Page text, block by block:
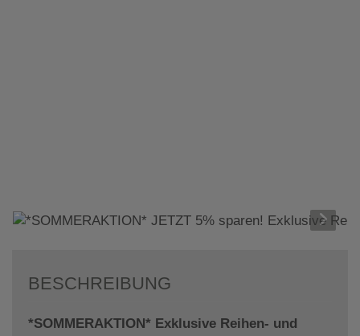
BESCHREIBUNG
*SOMMERAKTION* Exklusive Reihen- und